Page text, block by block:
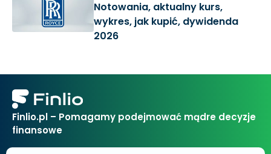
Notowania, aktualny kurs,
wykres, jak kupić, dywidenda
2026
Finlio.pl – Pomagamy podejmować mądre decyzje
finansowe